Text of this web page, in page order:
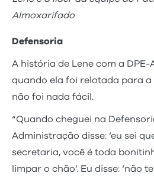
Almoxarifado
Defensoria
A história de Lene com a DPE-
quando ela foi relotada para a
não foi nada fácil.
“Quando cheguei na
Administração disse: ‘eu sei
secretaria, você é toda
limpar o chão’. Eu disse: ‘não